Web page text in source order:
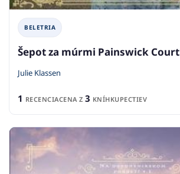
BELETRIA
Šepot za múrmi Painswick Court
Julie Klassen
1 RECENCIACENA Z 3 KNÍHKUPECTIEV